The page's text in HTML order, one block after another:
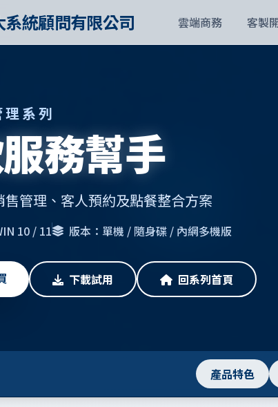
系統顧問有限公司 雲端商務 客製
系列
務幫手
售管理、客人預約及點餐整合方案
10 / 11 版本：單機 / 隨身碟 / 內網多機版
下載試用 回系列首頁
產品特色